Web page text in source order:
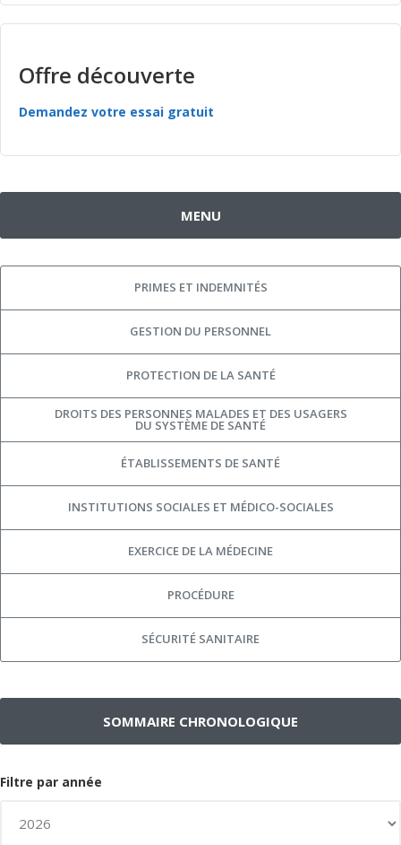
Offre découverte
Demandez votre essai gratuit
MENU
PRIMES ET INDEMNITÉS
GESTION DU PERSONNEL
PROTECTION DE LA SANTÉ
DROITS DES PERSONNES MALADES ET DES USAGERS
DU SYSTÈME DE SANTÉ
ÉTABLISSEMENTS DE SANTÉ
INSTITUTIONS SOCIALES ET MÉDICO-SOCIALES
EXERCICE DE LA MÉDECINE
PROCÉDURE
SÉCURITÉ SANITAIRE
SOMMAIRE CHRONOLOGIQUE
Filtre par année